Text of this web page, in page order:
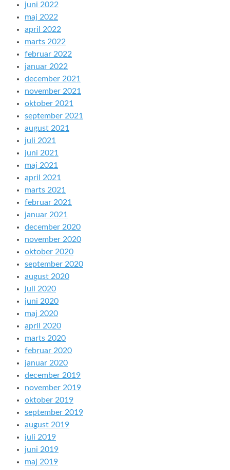
juni 2022
maj 2022
april 2022
marts 2022
februar 2022
januar 2022
december 2021
november 2021
oktober 2021
september 2021
august 2021
juli 2021
juni 2021
maj 2021
april 2021
marts 2021
februar 2021
januar 2021
december 2020
november 2020
oktober 2020
september 2020
august 2020
juli 2020
juni 2020
maj 2020
april 2020
marts 2020
februar 2020
januar 2020
december 2019
november 2019
oktober 2019
september 2019
august 2019
juli 2019
juni 2019
maj 2019